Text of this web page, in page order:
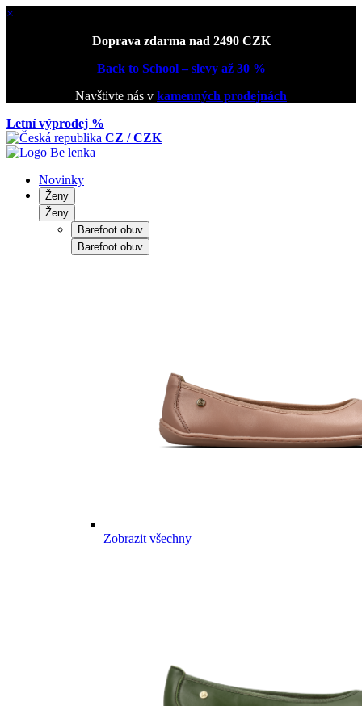
×
Doprava zdarma nad 2490 CZK
Back to School – slevy až 30 %
Navštivte nás v kamenných prodejnách
Letní výprodej %
CZ / CZK
Novinky
Ženy
Ženy
Barefoot obuv
Barefoot obuv
Zobrazit všechny